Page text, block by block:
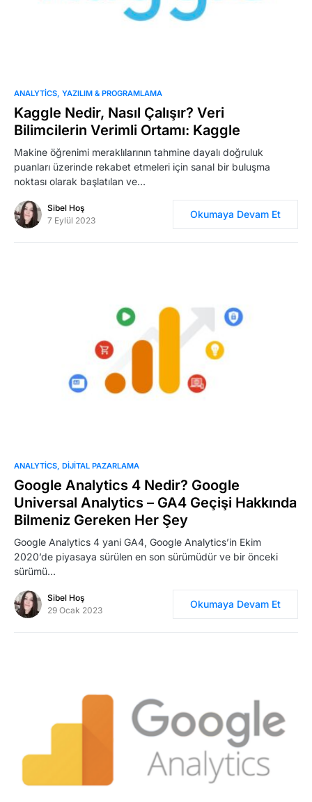
0
ANALYTICS YAZILIM & PROGRAMLAMA
Kaggle Nedir, Nasıl Çalışır? Veri
Bilimcilerin Verimli Ortamı: Kaggle
Makine öğrenimi meraklılarının tahmine dayalı doğruluk
puanları üzerinde rekabet etmeleri için sanal bir buluşma
noktası olarak başlatılan ve…
Sibel Hoş
7 Eylül 2023
Okumaya Devam Et
0
ANALYTICS DIJITAL PAZARLAMA
Google Analytics 4 Nedir? Google
Universal Analytics – GA4 Geçişi Hakkında
Bilmeniz Gereken Her Şey
Google Analytics 4 yani GA4, Google Analytics’in Ekim
2020’de piyasaya sürülen en son sürümüdür ve bir önceki
sürümü…
Sibel Hoş
29 Ocak 2023
Okumaya Devam Et